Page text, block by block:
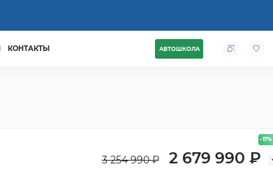
КОНТАКТЫ АВТОШКОЛА
- 17%
3 254 990 ₽ 2 679 990 ₽